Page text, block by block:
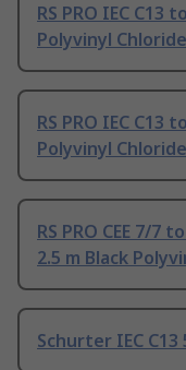
RS PRO IEC C13
Polyvinyl Chloride
RS PRO IEC C13
Polyvinyl Chloride
RS PRO CEE 7/7
2.5 m Black
Schurter IEC